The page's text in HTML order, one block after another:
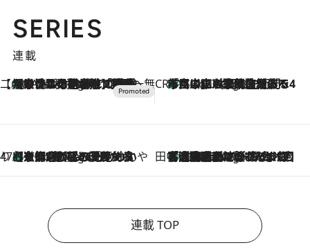
SERIES
連載
【CREA×星野リゾート】唯一無二。癒しと発見が待つ場所へ
2 Hours Ago
【トンボの足水浴】ヒノキの香りに包まれて涼感マックス！約13℃の湧水かけ流しを避暑地「星野温泉 トンボの湯」で体験 CREA'S CHOICE
4 Hours Ago
「立川にも歌舞伎があるんだよ」 片岡仁左衛門・市川中車ら豪華座組みで4年目の立川立飛歌舞伎へ
47都道府県の手みやげ ひんやりスイーツで夏を満喫
4 Hours Ago
【京都府】この夏絶対食べたい 冷やしておいしいおやつ3選 ひと口目から心を掴む新緑のテリーヌ 田中稲の勝手に再ブーム
9 Hours Ago
「湘南乃風に憧れて」観客大盛上がりの“タオル回し”に、ラッパー顔負けの高速歌唱まで…さだまさし（74）のアグレッシブすぎる現在地
連載 TOP